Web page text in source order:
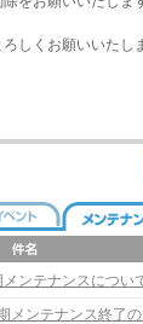
しくお願いいたし
メンテナンスについ
メンテナンス終了